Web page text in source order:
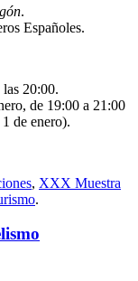
.
Españoles.
20:00.
de 19:00 a 21:00
de enero).
, XXX Muestra
.